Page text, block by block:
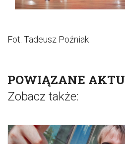
Fot. Tadeusz Poźniak
POWIĄZANE
Zobacz także: